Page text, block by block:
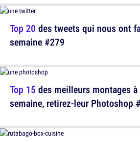
Top 15 des meilleurs montages
semaine, retirez-leur Photoshop
Top 20 des tweets qui nous ont
semaine #279